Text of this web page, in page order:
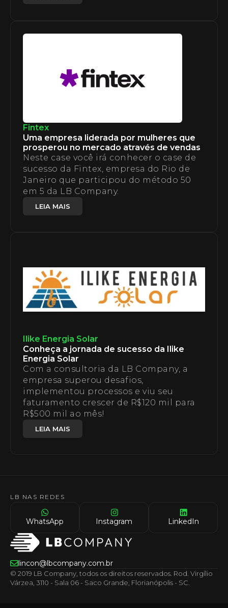
Fintex
Uma empresa liderada por mulheres que
prosperou no mercado através de vendas
Neste case você irá conhecer o case de
sucesso da Fintex, empresa do Rio de
Janeiro que participou do método 50
em 5 da LB Company.
LEIA MAIS
Ilike Energia Solar
Conheça a jornada de sucesso da Ilike
Energia Solar
Com a consultoria da LB Company, a
empresa superou desafios,
implementou processos e viu seu
faturamento crescer de R$120 mil para
R$500 mil ao mês!
LEIA MAIS
lincon@lbcompany.com.br
© 2019 LB Company, todos os direitos reservados. Rod. Virgílio
Várzea, 3110 - Sala 06 - Saco Grande, Florianópolis - SC.
LB NAS REDES
WhatsApp Instagram LinkedIn